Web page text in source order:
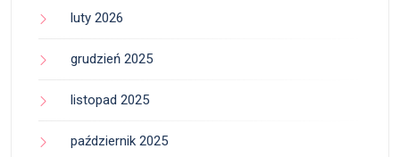
luty 2026
grudzień 2025
listopad 2025
październik 2025